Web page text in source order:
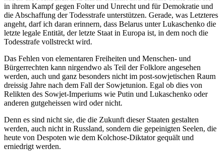
in ihrem Kampf gegen Folter und Unrecht und für Demokratie und
die Abschaffung der Todesstrafe unterstützen. Gerade, was Letzteres
angeht, darf ich daran erinnern, dass Belarus unter Lukaschenko die
letzte legale Entität, der letzte Staat in Europa ist, in dem noch die
Todesstrafe vollstreckt wird.
Das Fehlen von elementaren Freiheiten und Menschen- und
Bürgerrechten kann nirgendwo als Teil der Folklore angesehen
werden, auch und ganz besonders nicht im post-sowjetischen Raum
dreissig Jahre nach dem Fall der Sowjetunion. Egal ob dies von
Relikten des Sowjet-Imperiums wie Putin und Lukaschenko oder
anderen gutgeheissen wird oder nicht.
Denn es sind nicht sie, die die Zukunft dieser Staaten gestalten
werden, auch nicht in Russland, sondern die gepeinigten Seelen, die
heute von Despoten wie dem Kolchose-Diktator gequält und
erniedrigt werden.